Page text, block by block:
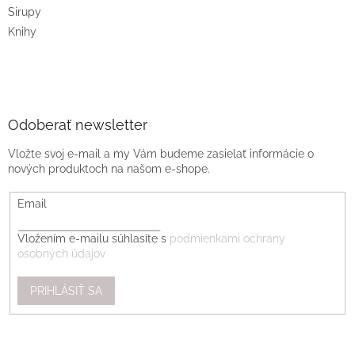
Sirupy
Knihy
Odoberať newsletter
Vložte svoj e-mail a my Vám budeme zasielať informácie o
nových produktoch na našom e-shope.
Email
Vložením e-mailu súhlasíte s podmienkami ochrany
osobných údajov
PRIHLÁSIŤ SA